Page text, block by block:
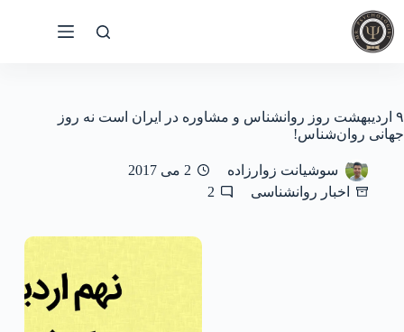
پرش
به
محتوا
۹ اردیبهشت روز روانشناس و مشاوره در ایران است نه روز
جهانی روان‌شناس!
سوشیانت زوارزاده
2 می 2017
اخبار روانشناسی
2